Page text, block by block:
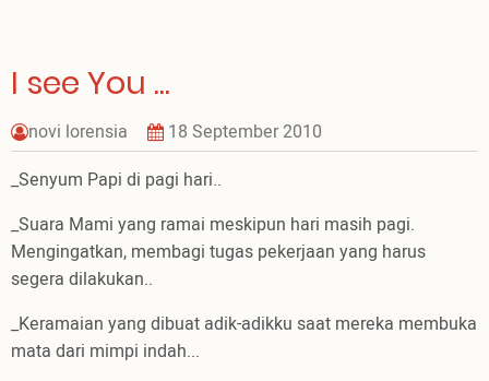
I see You ...
novi lorensia
18 September 2010
_Senyum Papi di pagi hari..
_Suara Mami yang ramai meskipun hari masih pagi.
Mengingatkan, membagi tugas pekerjaan yang harus
segera dilakukan..
_Keramaian yang dibuat adik-adikku saat mereka membuka
mata dari mimpi indah...